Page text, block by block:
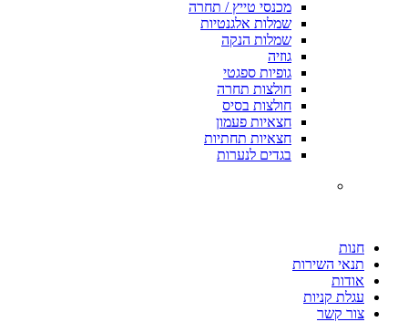
מכנסי טייץ / תחרה
שמלות אלגנטיות
שמלות הנקה
גוזיה
גופיות ספגטי
חולצות תחרה
חולצות בסיס
חצאיות פעמון
חצאיות תחתיות
בגדים לנערות
חנות
תנאי השירות
אודות
עגלת קניות
צור קשר